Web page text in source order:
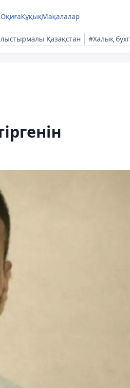
ОқиғаҚұқықМақалалар
Қазақстан #Халық